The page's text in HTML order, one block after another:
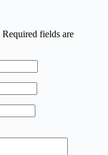
Required fields are